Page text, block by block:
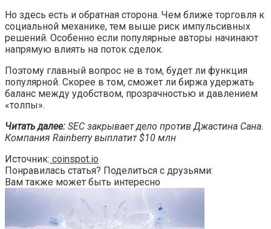
Но здесь есть и обратная сторона. Чем ближе торговля к
социальной механике, тем выше риск импульсивных
решений. Особенно если популярные авторы начинают
напрямую влиять на поток сделок.
Поэтому главный вопрос не в том, будет ли функция
популярной. Скорее в том, сможет ли биржа удержать
баланс между удобством, прозрачностью и давлением
«толпы».
Читать далее: SEC закрывает дело против Джастина Сана.
Компания Rainberry выплатит $10 млн
Источник: coinspot.io
Понравилась статья? Поделиться с друзьями:
Вам также может быть интересно